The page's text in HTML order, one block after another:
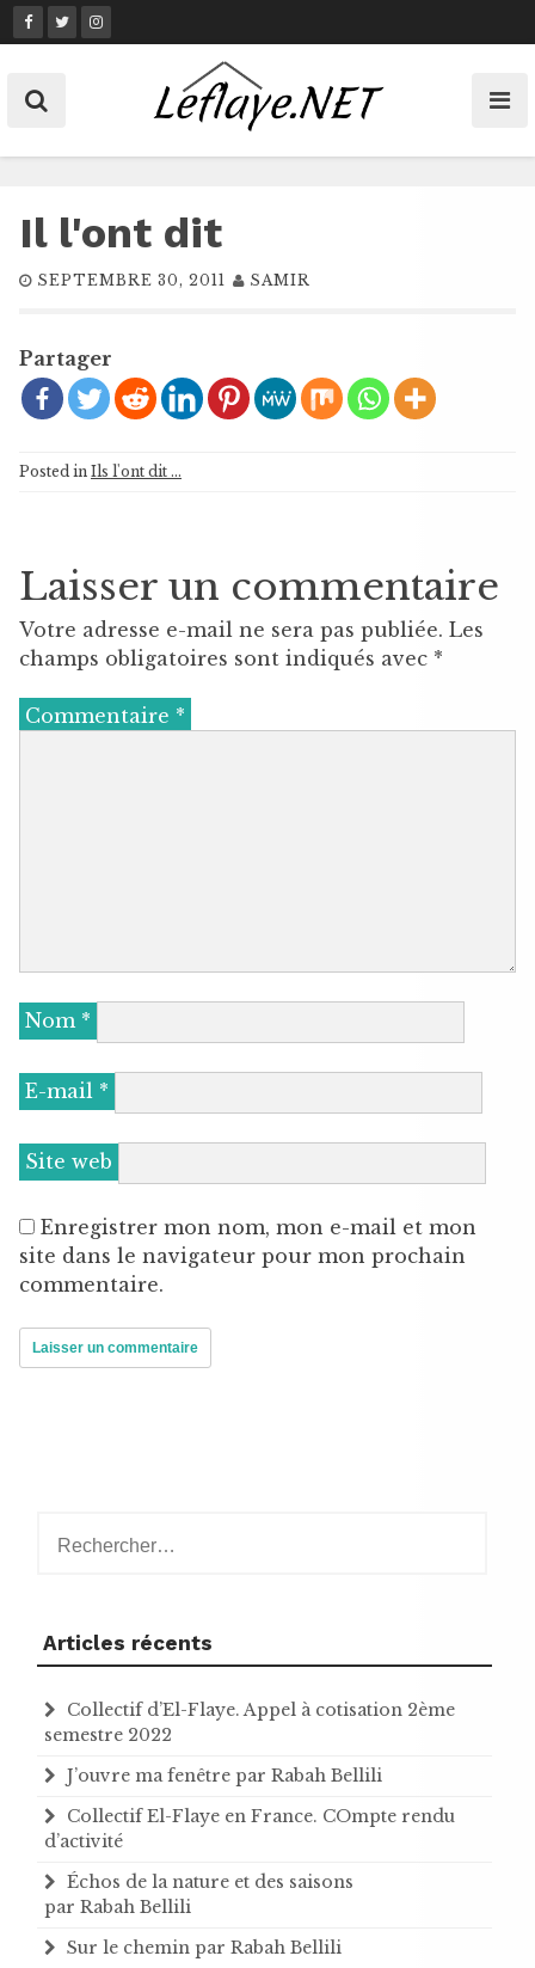
Skip
to
Il l'ont dit
SEPTEMBRE 30, 2011 SAMIR
Partager
Posted in Ils l'ont dit ...
Laisser un commentaire
Votre adresse e-mail ne sera pas publiée. Les
champs obligatoires sont indiqués avec *
Commentaire *
Nom *
E-mail *
Site web
Enregistrer mon nom, mon e-mail et mon
site dans le navigateur pour mon prochain
commentaire.
Articles récents
Collectif d’El-Flaye. Appel à cotisation 2ème
semestre 2022
J’ouvre ma fenêtre par Rabah Bellili
Collectif El-Flaye en France. COmpte rendu
d’activité
Échos de la nature et des saisons
par Rabah Bellili
Sur le chemin par Rabah Bellili